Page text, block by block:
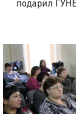
подарил